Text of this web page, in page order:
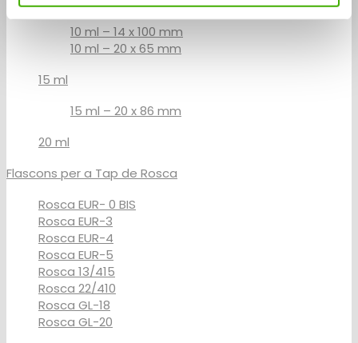
10 ml – 14 x 100 mm
10 ml – 20 x 65 mm
15 ml
15 ml – 20 x 86 mm
20 ml
Flascons per a Tap de Rosca
Rosca EUR- 0 BIS
Rosca EUR-3
Rosca EUR-4
Rosca EUR-5
Rosca 13/415
Rosca 22/410
Rosca GL-18
Rosca GL-20